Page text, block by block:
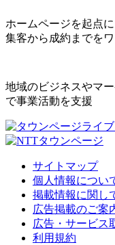
ホームページを起点に
集客から成約までを
地域のビジネスやマ
で事業活動を支援
サイトマップ
個人情報につい
掲載情報に関し
広告掲載のご案
広告・サービス
利用規約